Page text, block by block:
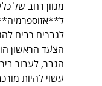
מגוון רחב של
לגברים רבים
הצעד הראשון
הגבר, לעבור
עשוי להיות